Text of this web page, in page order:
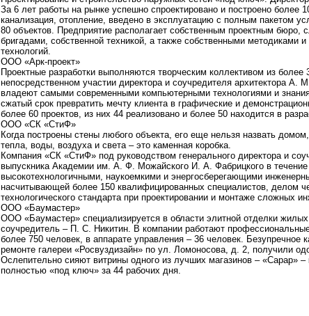
За 6 лет работы на рынке успешно спроектировано и построено более
канализация, отопление, введено в эксплуатацию с полным пакетом
80 объектов. Предприятие располагает собственным проектным
бригадами, собственной техникой, а также собственными методиками
технологий.
ООО «Арк-проект»
Проектные разработки выполняются творческим коллективом из
непосредственном участии директора и соучредителя архитектора
владеют самыми современными компьютерными технологиями и
сжатый срок превратить мечту клиента в графические и
более 60 проектов, из них 44 реализовано и более 50 находится в
ООО «СК «СтиФ»
Когда построены стены любого объекта, его еще нельзя назвать
тепла, воды, воздуха и света – это каменная коробка.
Компания «СК «СтиФ» под руководством генерального директора и
выпускника Академии им. А. Ф. Можайского И. А. Фабрицкого в течение
высокотехнологичными, наукоемкими и энергосберегающими
насчитывающей более 150 квалифицированных специалистов, делом
технологического стандарта при проектировании и монтаже сложных
ООО «Баумастер»
ООО «Баумастер» специализируется в области элитной отделки
соучредитель – П. С. Никитин. В компании работают
более 750 человек, в аппарате управления – 36 человек. Безупречное
ремонте галереи «Росвуздизайн» по ул. Ломоносова, д. 2, получили
Ослепительно сияют витрины одного из лучших магазинов – «Сарар»
полностью «под ключ» за 44 рабочих дня.